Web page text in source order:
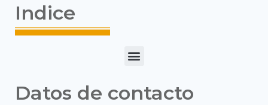
Indice
Datos de contacto